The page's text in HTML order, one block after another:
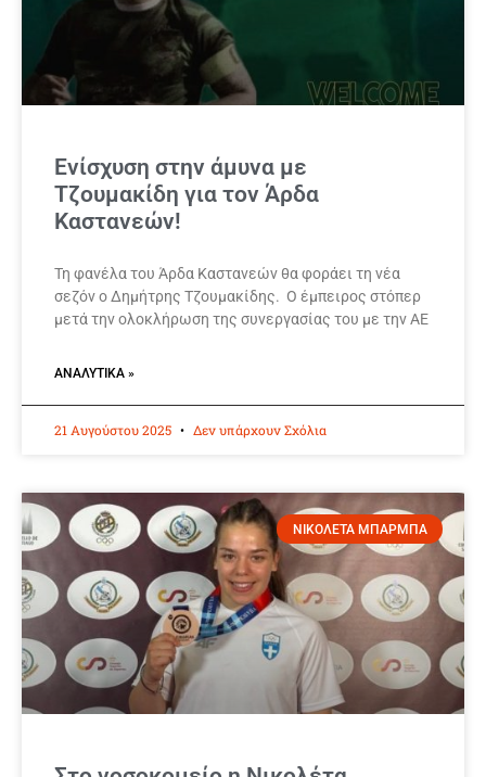
Ενίσχυση στην άμυνα με
Τζουμακίδη για τον Άρδα
Καστανεών!
Τη φανέλα του Άρδα Καστανεών θα φοράει τη νέα
σεζόν ο Δημήτρης Τζουμακίδης. Ο έμπειρος στόπερ
μετά την ολοκλήρωση της συνεργασίας του με την ΑΕ
ΑΝΑΛΥΤΙΚΆ »
21 Αυγούστου 2025 Δεν υπάρχουν Σχόλια
ΝΙΚΟΛΕΤΑ ΜΠΑΡΜΠΑ